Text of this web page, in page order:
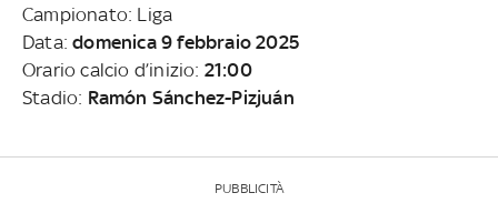
Campionato: Liga
Data:domenica 9 febbraio 2025
Orario calcio d’inizio: 21:00
Stadio: Ramón Sánchez-Pizjuán
PUBBLICITÀ